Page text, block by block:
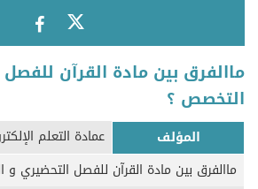
ماالفرق بين مادة القرآن
التخصص ؟
المؤلف
عمادة التعلم
ماالفرق بين مادة القرآن للفصل التحضيري